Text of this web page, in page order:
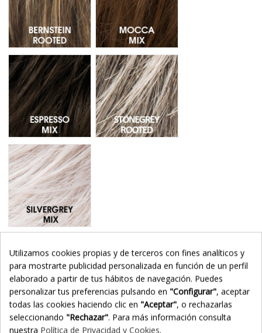
Espresso Mix - Mechas 4.6.2Stonegrey Rooted 51.44.39
Silvergrey Mix - Mechas 56.60
Añadir al carrito
Utilizamos cookies propias y de terceros con fines analíticos y
para mostrarte publicidad personalizada en función de un perfil
elaborado a partir de tus hábitos de navegación. Puedes
personalizar tus preferencias pulsando en "Configurar", aceptar
todas las cookies haciendo clic en "Aceptar", o rechazarlas
seleccionando "Rechazar". Para más información consulta
nuestra Política de Privacidad y Cookies.